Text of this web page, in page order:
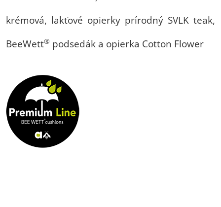
krémová, lakťové opierky prírodný SVLK teak,
BeeWett® podsedák a opierka Cotton Flower